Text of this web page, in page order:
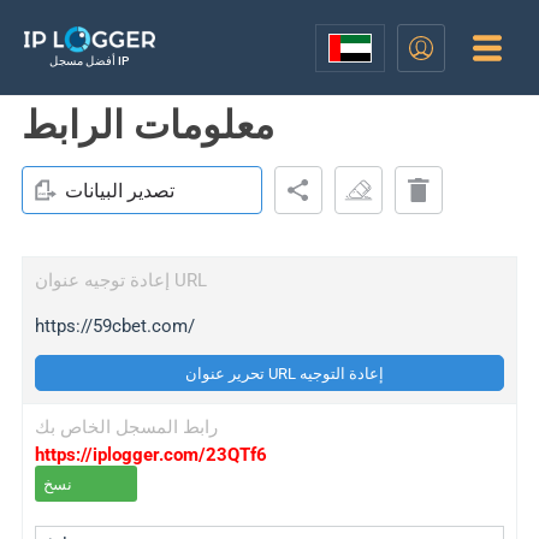
أفضل مسجل IP
معلومات الرابط
تصدير البيانات
إعادة توجيه عنوان URL
https://59cbet.com/
تحرير عنوان URL إعادة التوجيه
رابط المسجل الخاص بك
https://iplogger.com/23QTf6
نسخ